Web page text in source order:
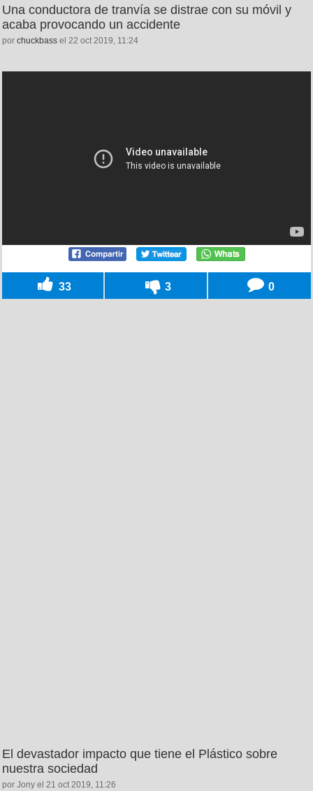
Una conductora de tranvía se distrae con su móvil y
acaba provocando un accidente
por chuckbass el 22 oct 2019, 11:24
33 3 0
El devastador impacto que tiene el Plástico sobre
nuestra sociedad
por Jony el 21 oct 2019, 11:26